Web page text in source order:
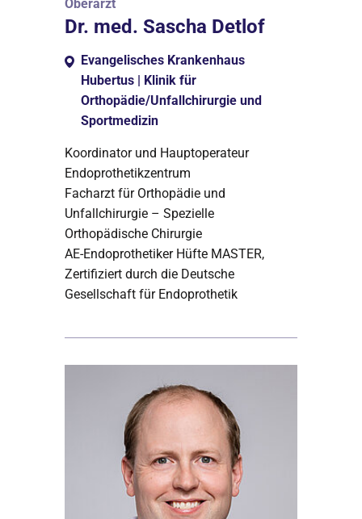
Oberarzt
Dr. med. Sascha Detlof
Evangelisches Krankenhaus
Hubertus | Klinik für
Orthopädie/Unfallchirurgie und
Sportmedizin
Koordinator und Hauptoperateur
Endoprothetikzentrum
Facharzt für Orthopädie und
Unfallchirurgie – Spezielle
Orthopädische Chirurgie
AE-Endoprothetiker Hüfte MASTER,
Zertifiziert durch die Deutsche
Gesellschaft für Endoprothetik